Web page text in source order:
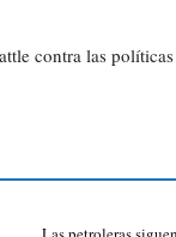
contra las políticas